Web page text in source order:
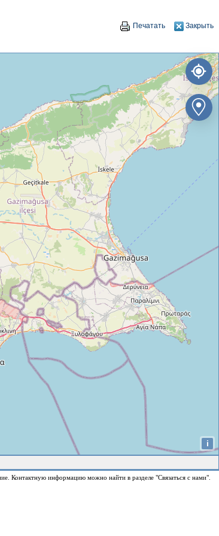
Печатать Закрыть
i
Контактную информацию можно найти в разделе "Связаться с нами".